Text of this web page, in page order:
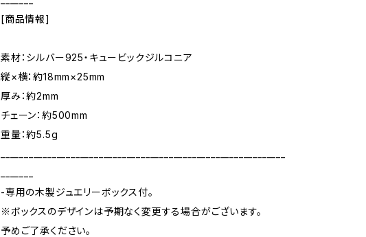
[商品情報]
素材：シルバー925・キュービックジルコニア
縦×横：約18mm×25mm
厚み：約2mm
チェーン：約500mm
重量：約5.5g
-専用の木製ジュエリーボックス付。
※ボックスのデザインは予期なく変更する場合がございます。
予めご了承ください。